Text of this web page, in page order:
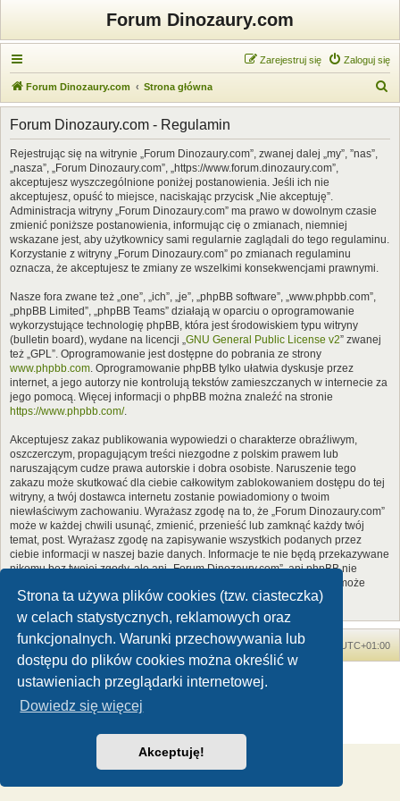
Strona ta używa plików cookies (tzw. ciasteczka)
w celach statystycznych, reklamowych oraz
funkcjonalnych. Warunki przechowywania lub
dostępu do plików cookies można określić w
ustawieniach przeglądarki internetowej.
Dowiedz się więcej
Akceptuję!
Forum Dinozaury.com
Zaloguj się
Zarejestruj się
Forum Dinozaury.com Strona główna
z
Forum Dinozaury.com - Regulamin
Rejestrując się na witrynie „Forum Dinozaury.com”, zwanej dalej „my”, ”nas”,
„nasza”, „Forum Dinozaury.com”, „https://www.forum.dinozaury.com”,
akceptujesz wyszczególnione poniżej postanowienia. Jeśli ich nie
akceptujesz, opuść to miejsce, naciskając przycisk „Nie akceptuję”.
Administracja witryny „Forum Dinozaury.com” ma prawo w dowolnym czasie
zmienić poniższe postanowienia, informując cię o zmianach, niemniej
wskazane jest, aby użytkownicy sami regularnie zaglądali do tego regulaminu.
Korzystanie z witryny „Forum Dinozaury.com” po zmianach regulaminu
oznacza, że akceptujesz te zmiany ze wszelkimi konsekwencjami prawnymi.
Nasze fora zwane też „one”, „ich”, „je”, „phpBB software”, „www.phpbb.com”,
„phpBB Limited”, „phpBB Teams” działają w oparciu o oprogramowanie
wykorzystujące technologię phpBB, która jest środowiskiem typu witryny
(bulletin board), wydane na licencji „GNU General Public License v2” zwanej
też „GPL”. Oprogramowanie jest dostępne do pobrania ze strony
www.phpbb.com. Oprogramowanie phpBB tylko ułatwia dyskusje przez
internet, a jego autorzy nie kontrolują tekstów zamieszczanych w internecie za
jego pomocą. Więcej informacji o phpBB można znaleźć na stronie
https://www.phpbb.com/.
Akceptujesz zakaz publikowania wypowiedzi o charakterze obraźliwym,
oszczerczym, propagującym treści niezgodne z polskim prawem lub
naruszającym cudze prawa autorskie i dobra osobiste. Naruszenie tego
zakazu może skutkować dla ciebie całkowitym zablokowaniem dostępu do tej
witryny, a twój dostawca internetu zostanie powiadomiony o twoim
niewłaściwym zachowaniu. Wyrażasz zgodę na to, że „Forum Dinozaury.com”
może w każdej chwili usunąć, zmienić, przenieść lub zamknąć każdy twój
temat, post. Wyrażasz zgodę na zapisywanie wszystkich podanych przez
ciebie informacji w naszej bazie danych. Informacje te nie będą przekazywane
nikomu bez twojej zgody, ale ani „Forum Dinozaury.com”, ani phpBB nie
ponosi odpowiedzialności za włamania do witryny, podczas których może
dojść do kradzieży danych.
Forum Dinozaury.com Strona główna Strefa czasowa UTC+01:00
Dinozaury.com© 2006-2020
Polski pakiet językowy dostarcza